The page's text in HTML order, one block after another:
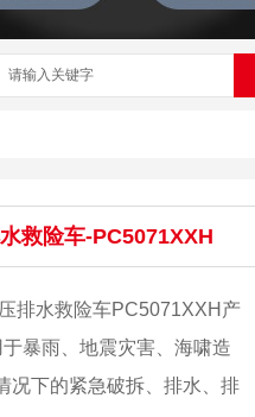
救险车-PC5071XXH
排水救险车PC5071XXH产
暴雨、地震灾害、海啸造
况下的紧急破拆、排水、排